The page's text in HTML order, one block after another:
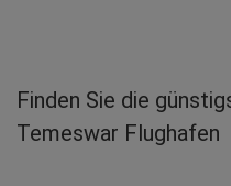
Finden Sie die
Temeswar Flughafen